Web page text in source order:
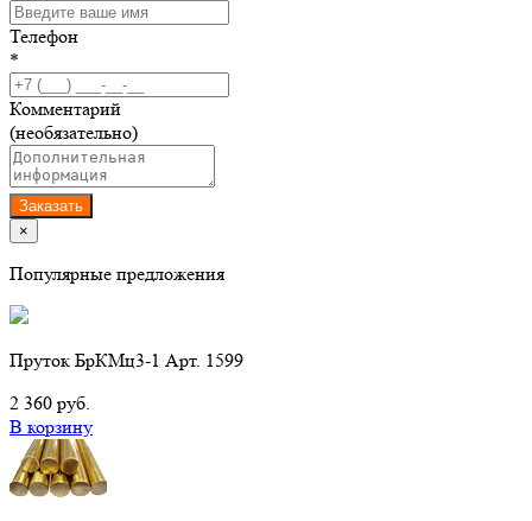
Телефон
*
Комментарий
(необязательно)
Заказать
×
Популярные предложения
Пруток БрКМц3-1 Арт. 1599
2 360 руб.
В корзину